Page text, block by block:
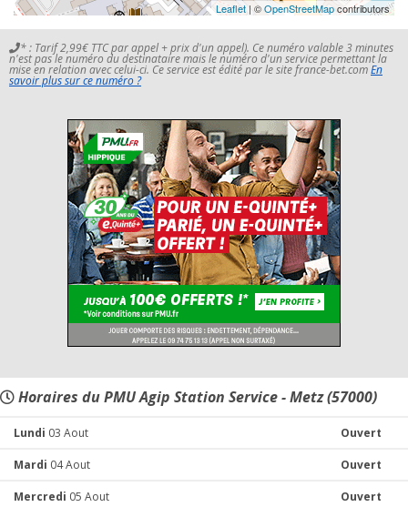
Leaflet | ©OpenStreetMapcontributors
* : Tarif 2,99€ TTC par appel + prix d'un appel). Ce numéro valable 3 minutes
n'est pas le numéro du destinataire mais le numéro d'un service permettant la
mise en relation avec celui-ci. Ce service est édité par le site france-bet.comEn
savoir plus sur ce numéro ?
Horaires du PMU Agip Station Service - Metz (57000)
Lundi 03 Aout Ouvert
Mardi 04 Aout Ouvert
Mercredi 05 Aout Ouvert